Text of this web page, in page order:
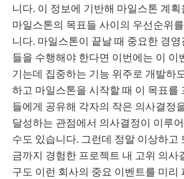
니다. 이 정보에 기반해 마일스톤 계
마일스톤의 목표들 사이의 우선순위
니다. 마일스톤이 끝날 때 중요한 경
들을 수행해야 한다면 이번에는 이 이
기는데 집중하는 기능 위주로 개발하
하고 마일스톤을 시작할 때 이 목표를
들에게 공유해 각자의 작은 의사결정
달성하는 관점에서 의사결정이 이루
수도 있습니다. 그런데 정말 이상하고
금까지 경험한 프로젝트 내 고위 의사
구도 이런 회사의 중요 이벤트를 미리